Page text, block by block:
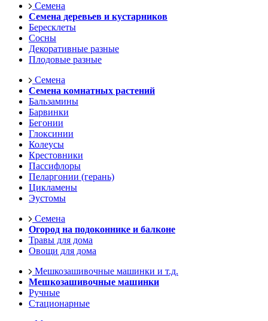
Семена
Семена деревьев и кустарников
Бересклеты
Сосны
Декоративные разные
Плодовые разные
Семена
Семена комнатных растений
Бальзамины
Барвинки
Бегонии
Глоксинии
Колеусы
Крестовники
Пассифлоры
Пеларгонии (герань)
Цикламены
Эустомы
Семена
Огород на подоконнике и балконе
Травы для дома
Овощи для дома
Мешкозашивочные машинки и т.д.
Мешкозашивочные машинки
Ручные
Стационарные